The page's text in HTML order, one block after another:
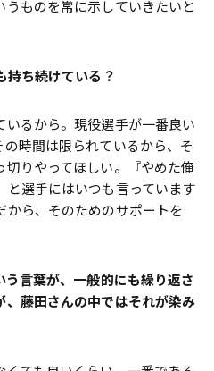
うものを常に示していきたいと
持ち続けている？
いるから。現役選手が一番良い
時間は限られているから、そ
切りやってほしい。『やめた俺
と選手にはいつも言っています
から、そのためのサポートを
う言葉が、一般的にも繰り返さ
、藤田さんの中ではそれが染み